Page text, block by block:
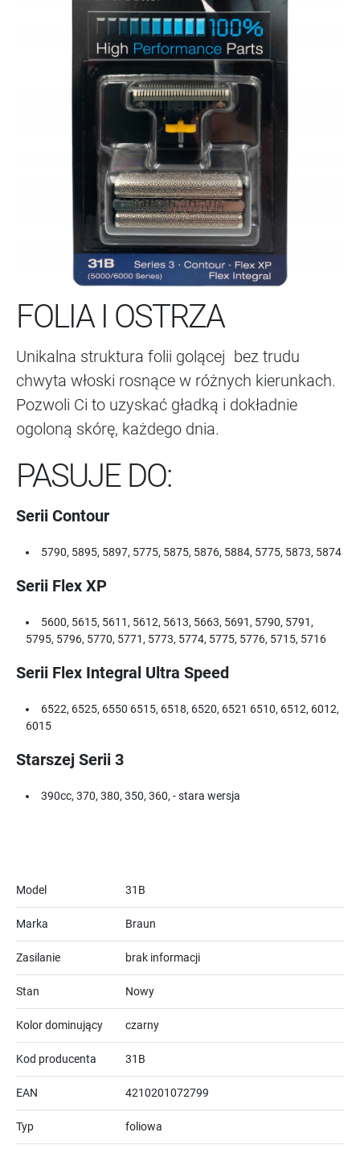
FOLIA I OSTRZA
Unikalna struktura folii golącej bez trudu
chwyta włoski rosnące w różnych kierunkach.
Pozwoli Ci to uzyskać gładką i dokładnie
ogoloną skórę, każdego dnia.
PASUJE DO:
Serii Contour
5790, 5895, 5897, 5775, 5875, 5876, 5884, 5775, 5873, 5874
Serii Flex XP
5600, 5615, 5611, 5612, 5613, 5663, 5691, 5790, 5791,
5795, 5796, 5770, 5771, 5773, 5774, 5775, 5776, 5715, 5716
Serii Flex Integral Ultra Speed
6522, 6525, 6550 6515, 6518, 6520, 6521 6510, 6512, 6012,
6015
Starszej Serii 3
390cc, 370, 380, 350, 360, - stara wersja
Model 31B
Marka Braun
Zasilanie brak informacji
Stan Nowy
Kolor dominujący czarny
Kod producenta 31B
EAN 4210201072799
Typ foliowa